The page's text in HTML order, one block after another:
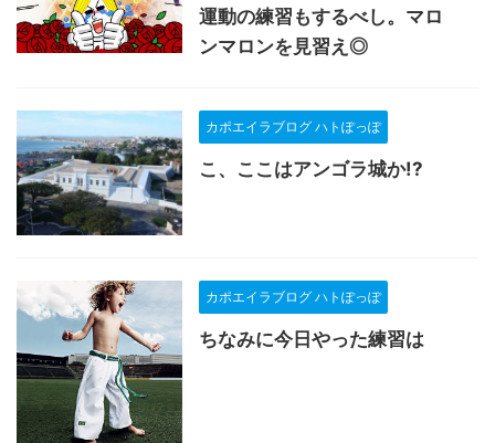
運動の練習もするべし。マロ
ンマロンを見習え◎
カポエイラブログ ハトぽっぽ
こ、ここはアンゴラ城か!?
カポエイラブログ ハトぽっぽ
ちなみに今日やった練習は